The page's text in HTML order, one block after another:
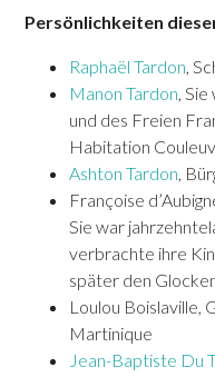
Persönlichkeiten
Raphaël Tardon ,
Manon Tardon ,
und des Freien
Habitation
Ashton Tardon ,
Françoise
Sie war
verbrachte ihre
später den
Loulou Boislaville,
Martinique
Jean-Baptiste Du